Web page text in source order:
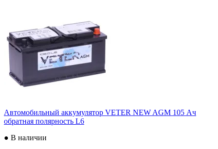
Автомобильный аккумулятор VETER NEW AGM 105 Ач
обратная полярность L6
● В наличии